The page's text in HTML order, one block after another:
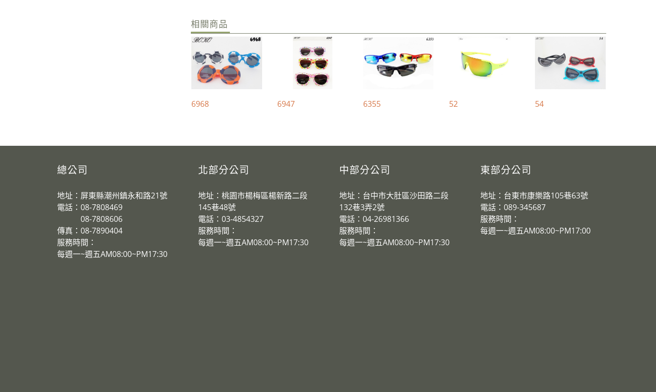
相關商品
6968 6947 6355 52 54
總公司
地址：屏東縣潮州鎮永和路21號
電話：08-7808469
08-7808606
傳真：08-7890404
服務時間：
每週一~週五AM08:00~PM17:30
北部分公司
地址：桃園市楊梅區楊新路二段
145巷48號
電話：03-4854327
服務時間：
​每週一~週五AM08:00~PM17:30
中部分公司
地址：台中市大肚區沙田路二段
132巷3弄2號
電話：04-26981366
服務時間：
​每週一~週五AM08:00~PM17:30
東部分公司
地址：台東市康樂路105巷63號
電話：089-345687
服務時間：
​每週一~週五AM08:00~PM17:00